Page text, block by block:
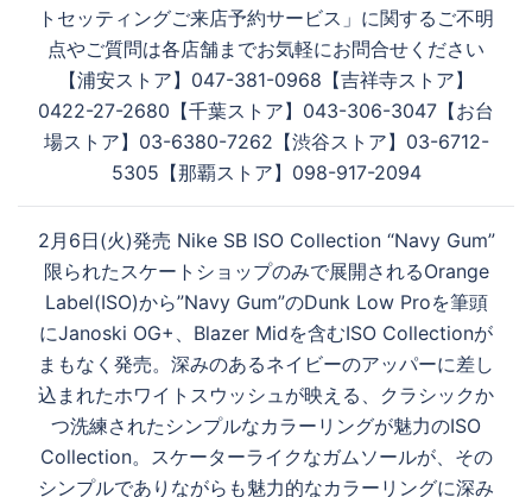
トセッティングご来店予約サービス」に関するご不明
点やご質問は各店舗までお気軽にお問合せください
【浦安ストア】047-381-0968【吉祥寺ストア】
0422-27-2680【千葉ストア】043-306-3047【お台
場ストア】03-6380-7262【渋谷ストア】03-6712-
5305【那覇ストア】098-917-2094
2月6日(火)発売 Nike SB ISO Collection “Navy Gum”
限られたスケートショップのみで展開されるOrange
Label(ISO)から”Navy Gum”のDunk Low Proを筆頭
にJanoski OG+、Blazer Midを含むISO Collectionが
まもなく発売。深みのあるネイビーのアッパーに差し
込まれたホワイトスウッシュが映える、クラシックか
つ洗練されたシンプルなカラーリングが魅力のISO
Collection。スケーターライクなガムソールが、その
シンプルでありながらも魅力的なカラーリングに深み